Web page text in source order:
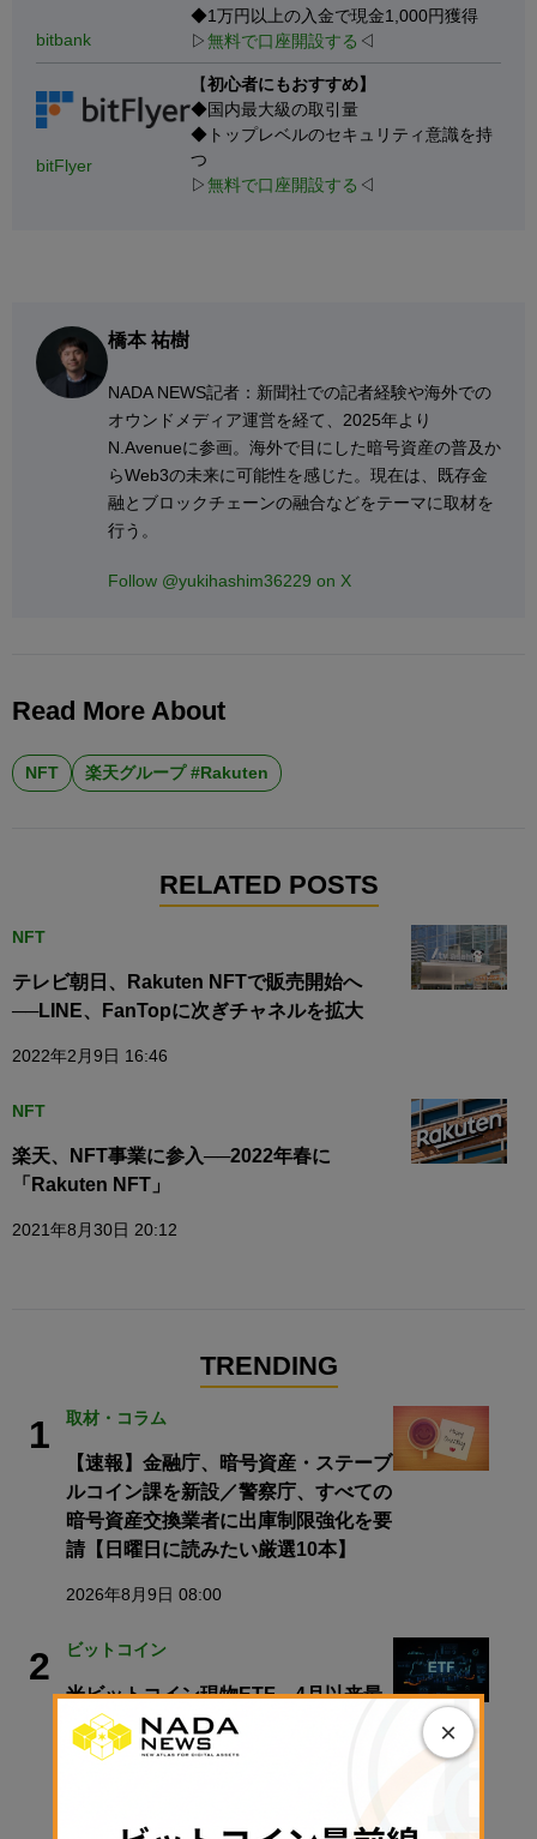
bitbank
◆1万円以上の入金で現金1,000円獲得
▷無料で口座開設する ◁
bitFlyer
【初心者にもおすすめ】
◆国内最大級の取引量
◆トップレベルのセキュリティ意識を持
つ
▷無料で口座開設する ◁
橋本 祐樹
NADA NEWS記者：新聞社での記者経験や海外での
オウンドメディア運営を経て、2025年より
N.Avenueに参画。海外で目にした暗号資産の普及か
らWeb3の未来に可能性を感じた。現在は、既存金
融とブロックチェーンの融合などをテーマに取材を
行う。
Follow @yukihashim36229 on X
Read More About
NFT 楽天グループ #Rakuten
RELATED POSTS
NFT
テレビ朝日、Rakuten NFTで販売開始へ
──LINE、FanTopに次ぎチャネルを拡大
2022年2月9日 16:46
NFT
楽天、NFT事業に参入──2022年春に
「Rakuten NFT」
2021年8月30日 20:12
TRENDING
1 取材・コラム
【速報】金融庁、暗号資産・ステーブ
ルコイン課を新設／警察庁、すべての
暗号資産交換業者に出庫制限強化を要
請【日曜日に読みたい厳選10本】
2026年8月9日 08:00
2 ビットコイン
米ビットコイン現物ETF、4月以来最
高の資金流入── 「Coldcard」との関
連は？
×